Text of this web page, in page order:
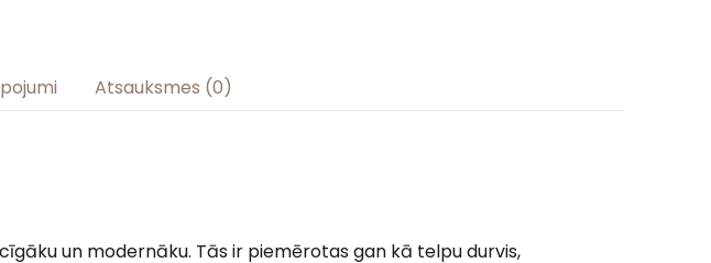
Atsauksmes (0)
un modernāku. Tās ir piemērotas gan kā telpu durvis,